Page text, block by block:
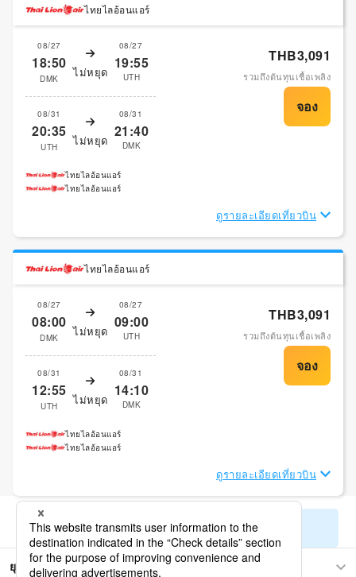
ไทยไลอ้อนแอร์
08/27
18:50
DMK ไม่หยุด
08/27
19:55
UTH
08/31
20:35
UTH ไม่หยุด
08/31
21:40
DMK
THB3,091
รวมถึงต้นทุนเชื้อเพลิง
ไทยไลอ้อนแอร์
ไทยไลอ้อนแอร์
ดูรายละเอียดเที่ยวบิน
ไทยไลอ้อนแอร์
08/27
08:00
DMK ไม่หยุด
08/27
09:00
UTH
08/31
12:55
UTH ไม่หยุด
08/31
14:10
DMK
THB3,091
รวมถึงต้นทุนเชื้อเพลิง
ไทยไลอ้อนแอร์
ไทยไลอ้อนแอร์
ดูรายละเอียดเที่ยวบิน
แสดงผลการค้นหาที่เหลืออยู่
ยุโรป